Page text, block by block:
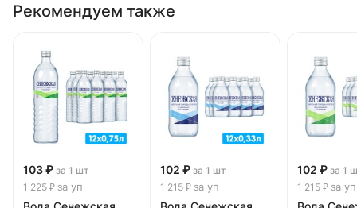
Рекомендуем также
103 ₽ за 1 шт
1 225 ₽ за уп
102 ₽ за 1 шт
1 215 ₽ за уп
102 ₽ за 1
1 215 ₽ за уп